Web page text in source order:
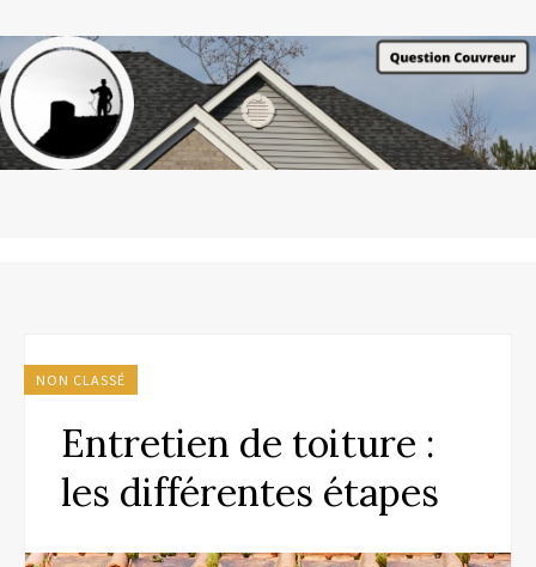
NON CLASSÉ
Entretien de toiture :
les différentes étapes